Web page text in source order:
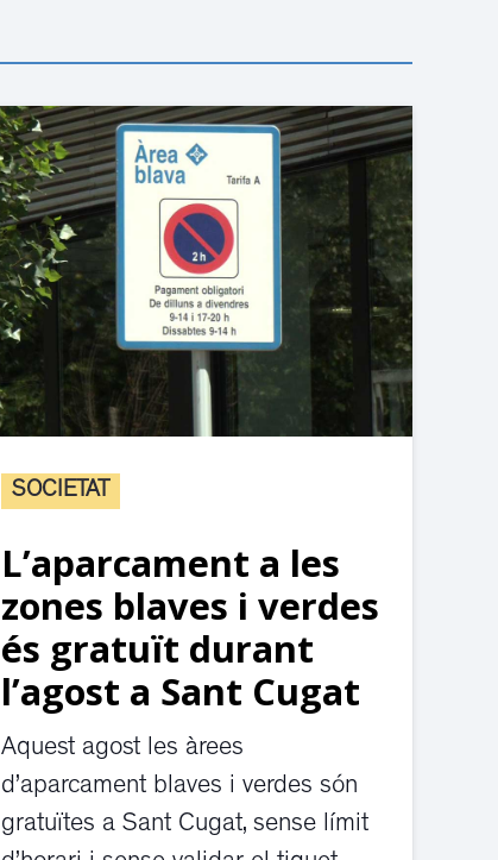
SOCIETAT
L’aparcament a les
zones blaves i verdes
és gratuït durant
l’agost a Sant Cugat
Aquest agost les àrees
d’aparcament blaves i verdes són
gratuïtes a Sant Cugat, sense límit